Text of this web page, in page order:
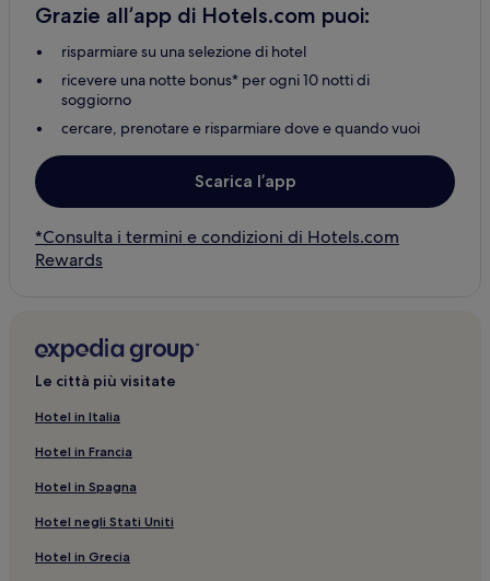
Grazie all’app di Hotels.com puoi:
risparmiare su una selezione di hotel
ricevere una notte bonus* per ogni 10 notti di
soggiorno
cercare, prenotare e risparmiare dove e quando vuoi
Scarica l’app
*Consulta i termini e condizioni di Hotels.com
Rewards
Le città più visitate
Hotel in Italia
Hotel in Francia
Hotel in Spagna
Hotel negli Stati Uniti
Hotel in Grecia